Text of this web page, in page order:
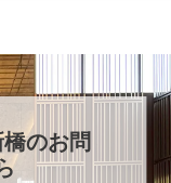
のお問